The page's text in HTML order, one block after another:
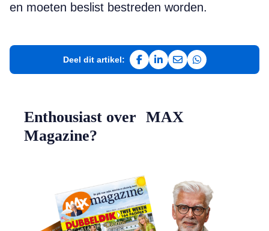
en moeten beslist bestreden worden.
Deel dit artikel:
Deel op Facebook
Deel op LinkedIn
Deel via e-mail
Deel via
Enthousiast over MAX
Magazine?